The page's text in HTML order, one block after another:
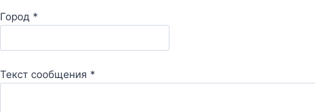
ь
т
у
Город *
Текст сообщения *